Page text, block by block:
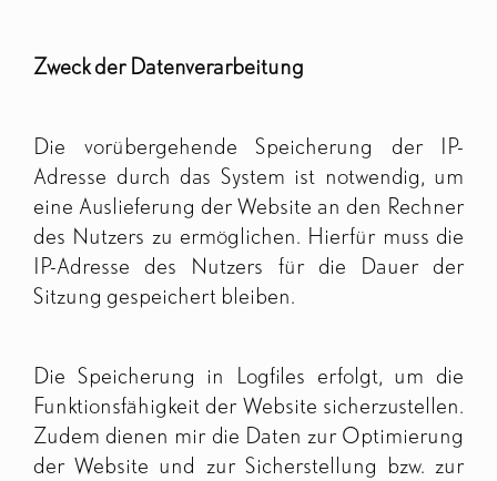
Zweck der Datenverarbeitung
Die vorübergehende Speicherung der IP-
Adresse durch das System ist notwendig, um
eine Auslieferung der Website an den Rechner
des Nutzers zu ermöglichen. Hierfür muss die
IP-Adresse des Nutzers für die Dauer der
Sitzung gespeichert bleiben.
Die Speicherung in Logfiles erfolgt, um die
Funktionsfähigkeit der Website sicherzustellen.
Zudem dienen mir die Daten zur Optimierung
der Website und zur Sicherstellung bzw. zur